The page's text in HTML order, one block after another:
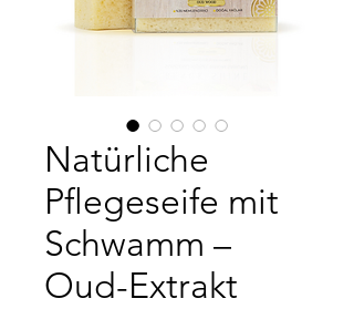
Natürliche
Pflegeseife mit
Schwamm –
Oud-Extrakt